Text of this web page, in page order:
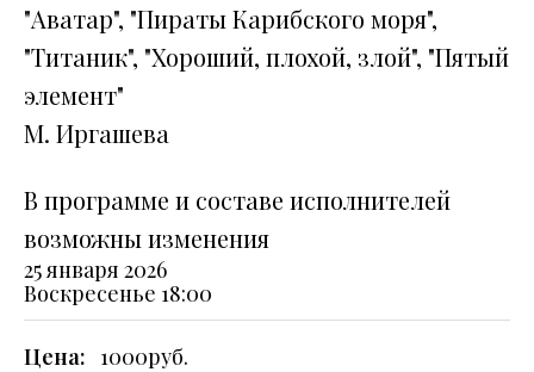
"Аватар", "Пираты Карибского моря",
"Титаник", "Хороший, плохой, злой", "Пятый
элемент"
М. Иргашева
В программе и составе исполнителей
возможны изменения
25 января 2026
Воскресенье 18:00
Цена: 1000руб.